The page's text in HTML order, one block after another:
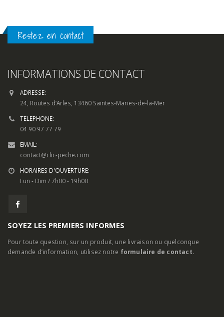
Restez en contact
INFORMATIONS DE CONTACT
ADRESSE:
24, Routes d’Arles, 13460 Saintes-Maries-de-la-Mer
TELEPHONE:
04 90 97 77 79
EMAIL:
contact@clic-peche.com
HORAIRES D'OUVERTURE:
Lun - Dim / 7h00 - 19h00
SOYEZ LES PREMIERS INFORMES
Pour toute question, sur un produit, une livraison ou quelconque
demande d’information, utilisez notre
formulaire de contact.